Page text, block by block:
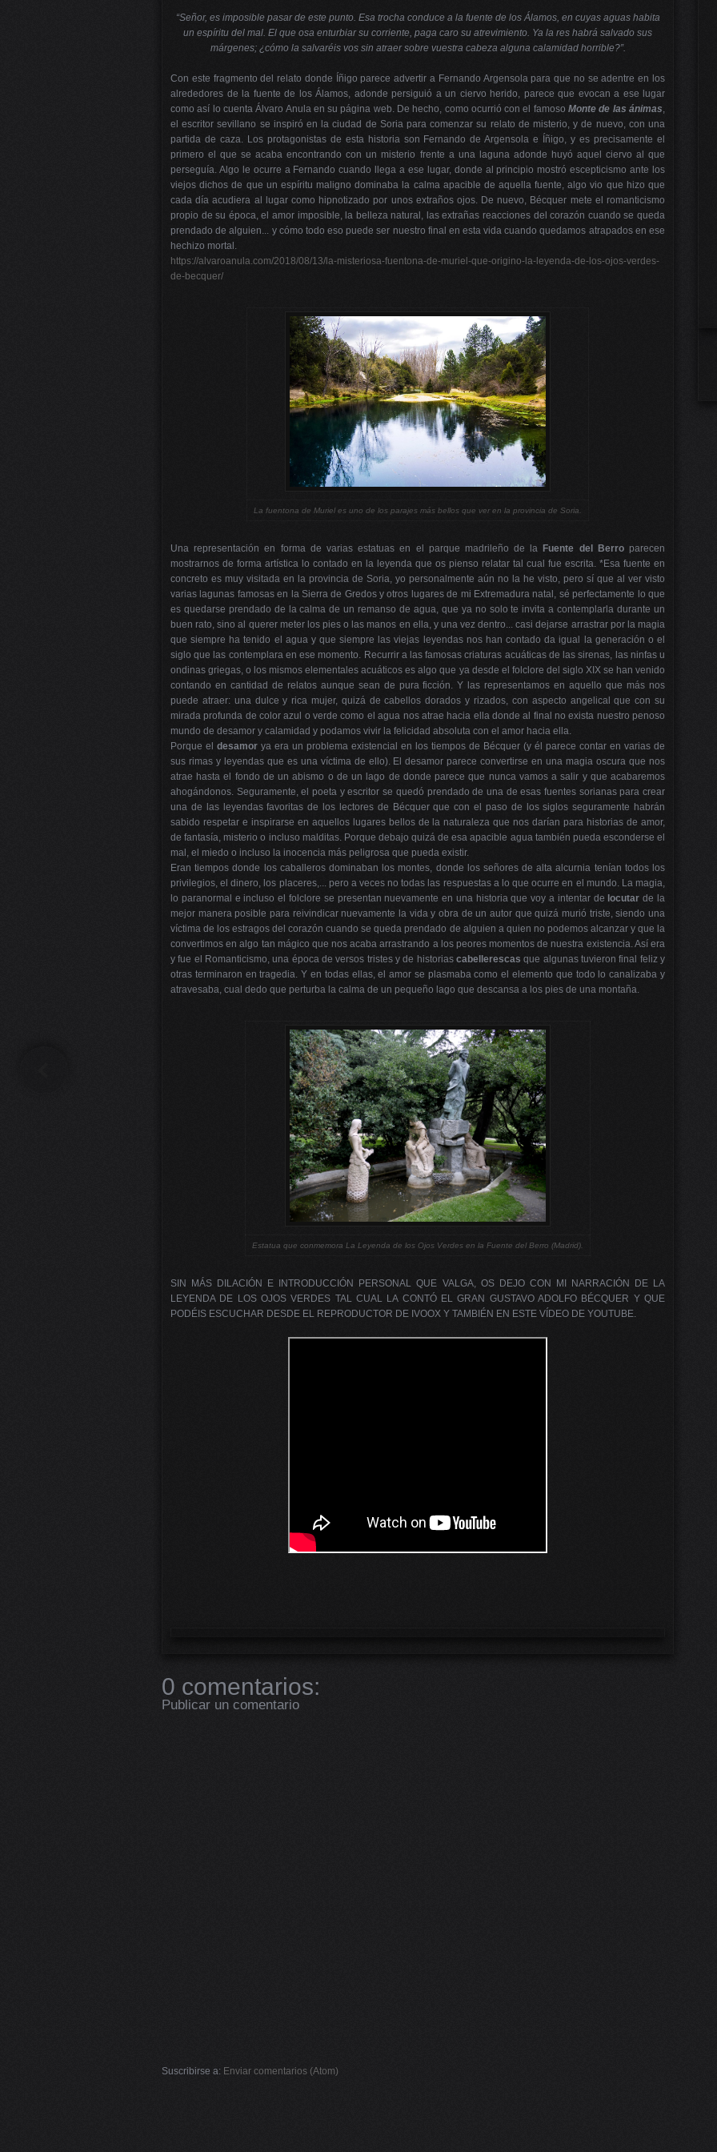
“Señor, es imposible pasar de este punto. Esa trocha conduce a la fuente de los Álamos, en cuyas aguas habita
un espíritu del mal. El que osa enturbiar su corriente, paga caro su atrevimiento. Ya la res habrá salvado sus
márgenes; ¿cómo la salvaréis vos sin atraer sobre vuestra cabeza alguna calamidad horrible?”.
Con este fragmento del relato donde Íñigo parece advertir a Fernando Argensola para que no se adentre en los
alrededores de la fuente de los Álamos, adonde persiguió a un ciervo herido, parece que evocan a ese lugar
como así lo cuenta Álvaro Anula en su página web. De hecho, como ocurrió con el famosoMonte de las ánimas,
el escritor sevillano se inspiró en la ciudad de Soria para comenzar su relato de misterio, y de nuevo, con una
partida de caza. Los protagonistas de esta historia son Fernando de Argensola e Íñigo, y es precisamente el
primero el que se acaba encontrando con un misterio frente a una laguna adonde huyó aquel ciervo al que
perseguía. Algo le ocurre a Fernando cuando llega a ese lugar, donde al principio mostró escepticismo ante los
viejos dichos de que un espíritu maligno dominaba la calma apacible de aquella fuente, algo vio que hizo que
cada día acudiera al lugar como hipnotizado por unos extraños ojos. De nuevo, Bécquer mete el romanticismo
propio de su época, el amor imposible, la belleza natural, las extrañas reacciones del corazón cuando se queda
prendado de alguien... y cómo todo eso puede ser nuestro final en esta vida cuando quedamos atrapados en ese
hechizo mortal.
https://alvaroanula.com/2018/08/13/la-misteriosa-fuentona-de-muriel-que-origino-la-leyenda-de-los-ojos-verdes-
de-becquer/
La fuentona de Muriel es uno de los parajes más bellos que ver en la provincia de Soria.
Una representación en forma de varias estatuas en el parque madrileño de la Fuente del Berroparecen
mostrarnos de forma artística lo contado en la leyenda que os pienso relatar tal cual fue escrita. *Esa fuente en
concreto es muy visitada en la provincia de Soria, yo personalmente aún no la he visto, pero sí que al ver visto
varias lagunas famosas en la Sierra de Gredos y otros lugares de mi Extremadura natal, sé perfectamente lo que
es quedarse prendado de la calma de un remanso de agua, que ya no solo te invita a contemplarla durante un
buen rato, sino al querer meter los pies o las manos en ella, y una vez dentro... casi dejarse arrastrar por la magia
que siempre ha tenido el agua y que siempre las viejas leyendas nos han contado da igual la generación o el
siglo que las contemplara en ese momento. Recurrir a las famosas criaturas acuáticas de las sirenas, las ninfas u
ondinas griegas, o los mismos elementales acuáticos es algo que ya desde el folclore del siglo XIX se han venido
contando en cantidad de relatos aunque sean de pura ficción. Y las representamos en aquello que más nos
puede atraer: una dulce y rica mujer, quizá de cabellos dorados y rizados, con aspecto angelical que con su
mirada profunda de color azul o verde como el agua nos atrae hacia ella donde al final no exista nuestro penoso
mundo de desamor y calamidad y podamos vivir la felicidad absoluta con el amor hacia ella.
Porque el desamor ya era un problema existencial en los tiempos de Bécquer (y él parece contar en varias de
sus rimas y leyendas que es una víctima de ello). El desamor parece convertirse en una magia oscura que nos
atrae hasta el fondo de un abismo o de un lago de donde parece que nunca vamos a salir y que acabaremos
ahogándonos. Seguramente, el poeta y escritor se quedó prendado de una de esas fuentes sorianas para crear
una de las leyendas favoritas de los lectores de Bécquer que con el paso de los siglos seguramente habrán
sabido respetar e inspirarse en aquellos lugares bellos de la naturaleza que nos darían para historias de amor,
de fantasía, misterio o incluso malditas. Porque debajo quizá de esa apacible agua también pueda esconderse el
mal, el miedo o incluso la inocencia más peligrosa que pueda existir.
Eran tiempos donde los caballeros dominaban los montes, donde los señores de alta alcurnia tenían todos los
privilegios, el dinero, los placeres,... pero a veces no todas las respuestas a lo que ocurre en el mundo. La magia,
lo paranormal e incluso el folclore se presentan nuevamente en una historia que voy a intentar de locutarde la
mejor manera posible para reivindicar nuevamente la vida y obra de un autor que quizá murió triste, siendo una
víctima de los estragos del corazón cuando se queda prendado de alguien a quien no podemos alcanzar y que la
convertimos en algo tan mágico que nos acaba arrastrando a los peores momentos de nuestra existencia. Así era
y fue el Romanticismo, una época de versos tristes y de historias cabellerescasque algunas tuvieron final feliz y
otras terminaron en tragedia. Y en todas ellas, el amor se plasmaba como el elemento que todo lo canalizaba y
atravesaba, cual dedo que perturba la calma de un pequeño lago que descansa a los pies de una montaña.
Estatua que conmemora La Leyenda de los Ojos Verdes en la Fuente del Berro (Madrid).
SIN MÁS DILACIÓN E INTRODUCCIÓN PERSONAL QUE VALGA, OS DEJO CON MI NARRACIÓN DE LA
LEYENDA DE LOS OJOS VERDES TAL CUAL LA CONTÓ EL GRAN GUSTAVO ADOLFO BÉCQUER Y QUE
PODÉIS ESCUCHAR DESDE EL REPRODUCTOR DE IVOOX Y TAMBIÉN EN ESTE VÍDEO DE YOUTUBE.
0 comentarios:
Publicar un comentario
Suscribirse a: Enviar comentarios (Atom)